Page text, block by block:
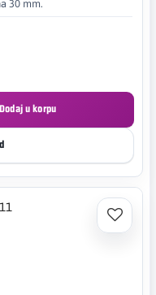
30 mm.
Dodaj u korpu